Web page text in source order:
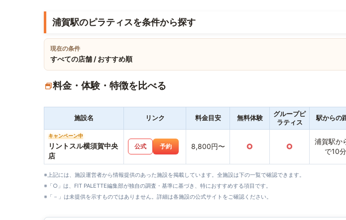
浦賀駅のピラティスを条件から探す
現在の条件
すべての店舗 / おすすめ順
料金・体験・特徴を比べる
施設名 リンク 料金目安 無料体験
グループピ
ラティス
駅からの
キャンペーン中
リントスル横須賀中央
店
公式 予約 8,800円〜 ○ ○
浦賀駅か
で10分
※上記には、施設運営者から情報提供のあった施設を掲載しています。全施設は下の一覧で確認できます。
※「○」は、FIT PALETTE編集部が独自の調査・基準に基づき、特におすすめする項目です。
※「－」は未提供を示すものではありません。詳細は各施設の公式サイトをご確認ください。